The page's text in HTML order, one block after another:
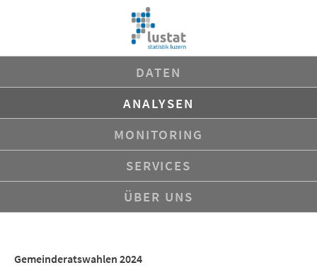
DATEN
ANALYSEN
MONITORING
SERVICES
ÜBER UNS
Gemeinderatswahlen 2024